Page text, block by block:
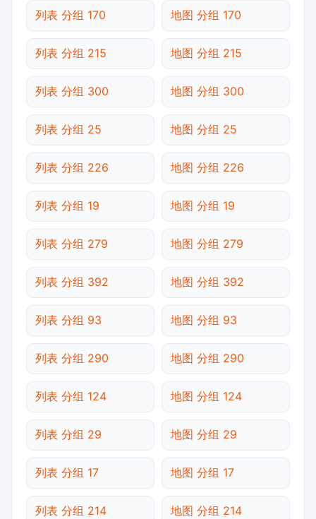
列表 分组 170 地图 分组 170
列表 分组 215 地图 分组 215
列表 分组 300 地图 分组 300
列表 分组 25 地图 分组 25
列表 分组 226 地图 分组 226
列表 分组 19 地图 分组 19
列表 分组 279 地图 分组 279
列表 分组 392 地图 分组 392
列表 分组 93 地图 分组 93
列表 分组 290 地图 分组 290
列表 分组 124 地图 分组 124
列表 分组 29 地图 分组 29
列表 分组 17 地图 分组 17
列表 分组 214 地图 分组 214